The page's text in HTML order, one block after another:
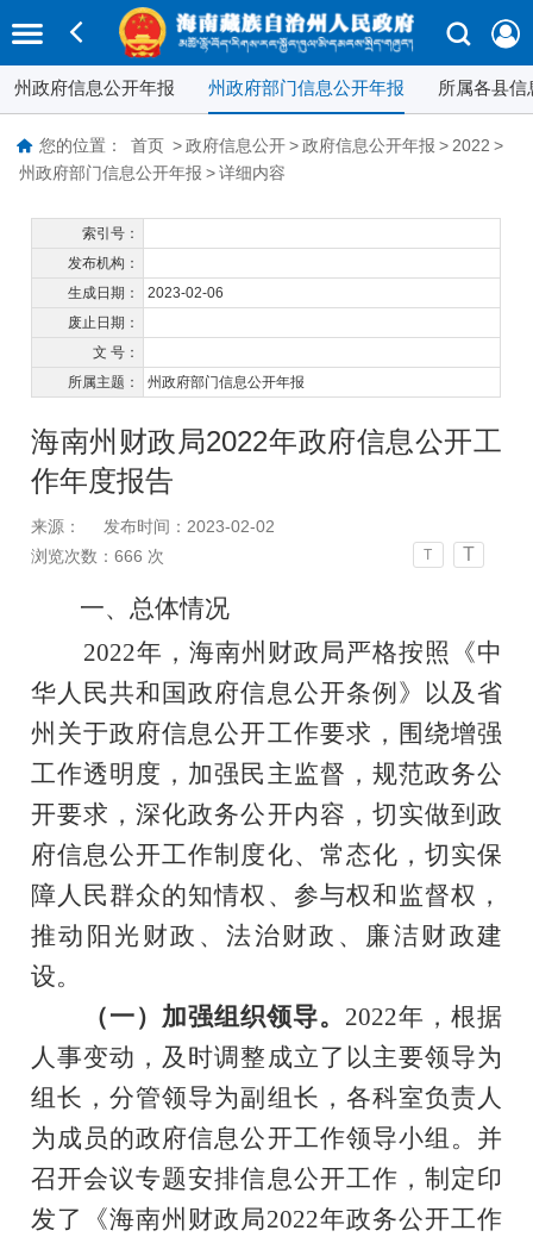
州政府信息公开年报 州政府部门信息公开年报 所属各县
您的位置： 首页 > 政府信息公开 > 政府信息公开年报 > 2022 >
州政府部门信息公开年报 > 详细内容
索引号：
发布机构：
生成日期：
2023-02-06
废止日期：
文 号：
所属主题：
州政府部门信息公开年报
海南州财政局2022年政府信息公开工
作年度报告
来源：
发布时间：2023-02-02
浏览次数：666 次 T T
一、总体情况
2022年，海南州财政局严格按照《中
华人民共和国政府信息公开条例》以及省
州 关于政府信息公开工作要求， 围绕增强
工作透明度，加强民主监督，规范政务公
开要求，深化政务公开内容， 切实做到政
府信息公开工作制度化、常态化，切实保
障人民群众的知情权、参与权和监督权 ，
推动阳光财政、法治财政、廉洁财政建
设。
（一） 加强组织领导。 2022年， 根据
人事变动，及时调整成立了 以主要领导为
组长，分管领导为副组长，各科室负责人
为成员的政府信息公开工作领导小组。 并
召开会议专题安排信息公开工作， 制定印
发了《海南州财政局2022年政务公开工作